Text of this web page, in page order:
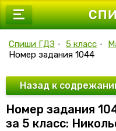
7 класс
9 класс
10 класс
11 класс
Спиши ГДЗ • 5 класс •
Номер задания 1044
Назад к
Номер задания
за 5 класс: